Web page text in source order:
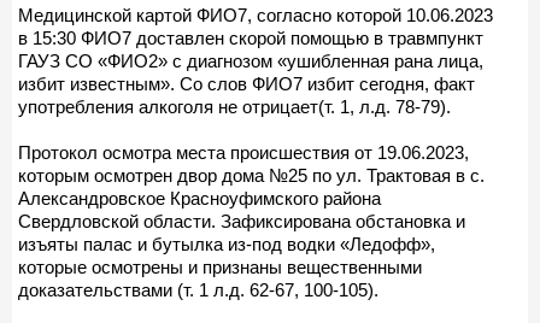
Медицинской картой ФИО7, согласно которой 10.06.2023
в 15:30 ФИО7 доставлен скорой помощью в травмпункт
ГАУЗ СО «ФИО2» с диагнозом «ушибленная рана лица,
избит известным». Со слов ФИО7 избит сегодня, факт
употребления алкоголя не отрицает(т. 1, л.д. 78-79).
Протокол осмотра места происшествия от 19.06.2023,
которым осмотрен двор дома №25 по ул. Трактовая в с.
Александровское Красноуфимского района
Свердловской области. Зафиксирована обстановка и
изъяты палас и бутылка из-под водки «Ледофф»,
которые осмотрены и признаны вещественными
доказательствами (т. 1 л.д. 62-67, 100-105).